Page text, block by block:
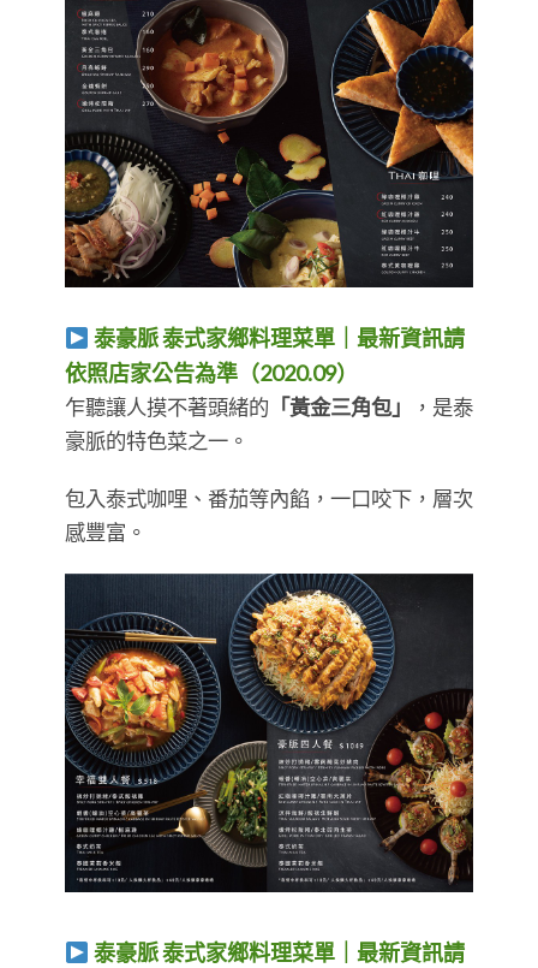
泰豪脈 泰式家鄉料理菜單｜最新資訊請
依照店家公告為準（2020.09）
乍聽讓人摸不著頭緒的 「黃金三角包」
，是泰
豪脈的特色菜之一。
包入泰式咖哩、番茄等內餡，一口咬下，層次
感豐富。
泰豪脈 泰式家鄉料理菜單｜最新資訊請